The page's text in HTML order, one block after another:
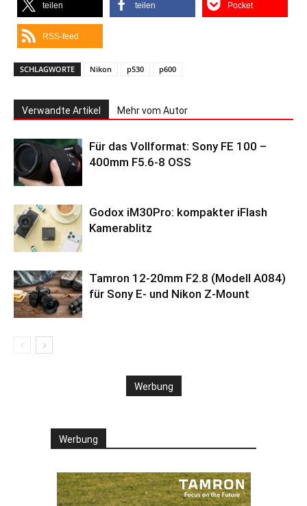
teilen teilen Pocket
RSS-feed
SCHLAGWORTE Nikon p530 p600
Verwandte Artikel Mehr vom Autor
Für das Vollformat: Sony FE 100 –
400mm F5.6-8 OSS
Godox iM30Pro: kompakter iFlash
Kamerablitz
Tamron 12-20mm F2.8 (Modell A084)
für Sony E- und Nikon Z-Mount
Werbung
Werbung